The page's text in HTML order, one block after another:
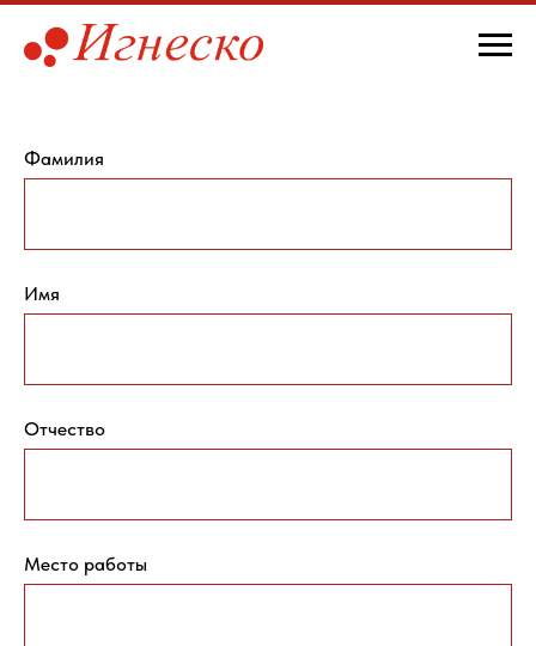
Фамилия
Имя
Отчество
Место работы